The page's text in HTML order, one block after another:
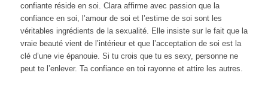
confiante réside en soi. Clara affirme avec passion que la
confiance en soi, l’amour de soi et l’estime de soi sont les
véritables ingrédients de la sexualité. Elle insiste sur le fait que la
vraie beauté vient de l’intérieur et que l’acceptation de soi est la
clé d’une vie épanouie. Si tu crois que tu es sexy, personne ne
peut te l’enlever. Ta confiance en toi rayonne et attire les autres.